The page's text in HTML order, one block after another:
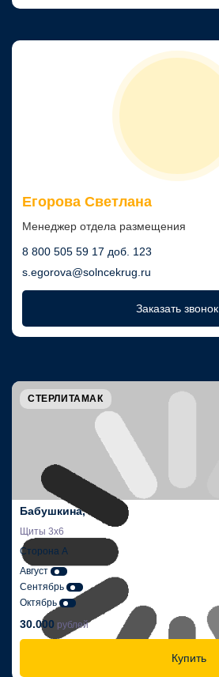
Егорова Светлана
Менеджер отдела размещения
8 800 505 59 17 доб. 123
s.egorova@solncekrug.ru
Заказать звонок
СТЕРЛИТАМАК
Бабушкина,
Щиты 3х6
Сторона А
Август
Сентябрь
Октябрь
30.000 рублей
Купить